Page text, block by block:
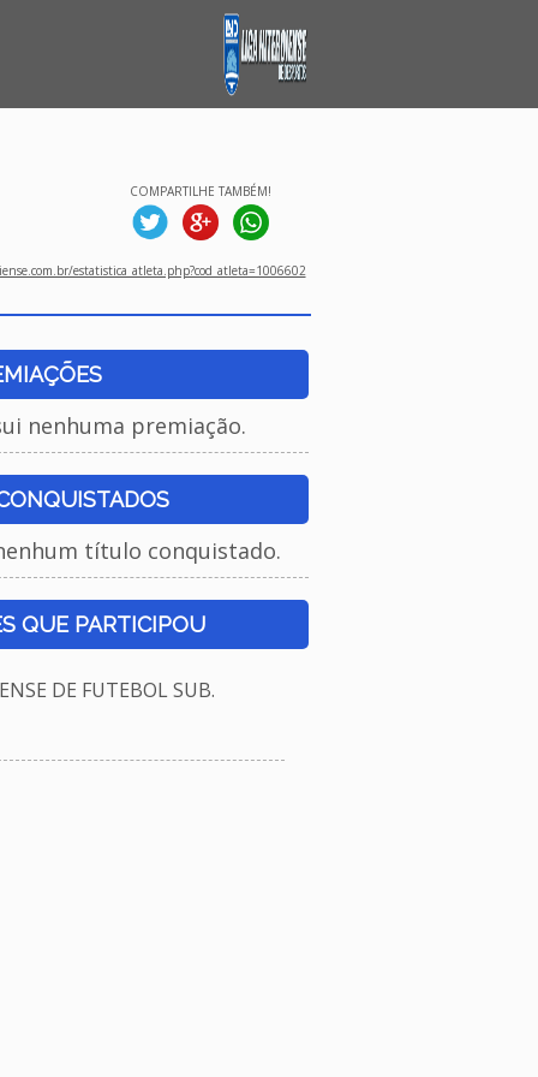
COMPARTILHE TAMBÉM!
estatistica_atleta.php?cod_atleta=1006602
nenhuma premiação.
título conquistado.
QUE PARTICIPOU
DE FUTEBOL SUB.